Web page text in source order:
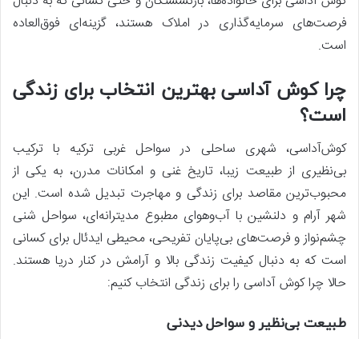
فرصت‌های سرمایه‌گذاری در املاک هستند، گزینه‌ای فوق‌العاده
است.
چرا کوش آداسی بهترین انتخاب برای زندگی
است؟
کوش‌آداسی، شهری ساحلی در سواحل غربی ترکیه با ترکیب
بی‌نظیری از طبیعت زیبا، تاریخ غنی و امکانات مدرن، به یکی از
محبوب‌ترین مقاصد برای زندگی و مهاجرت تبدیل شده است. این
شهر آرام و دلنشین با آب‌وهوای مطبوع مدیترانه‌ای، سواحل شنی
چشم‌نواز و فرصت‌های بی‌پایان تفریحی، محیطی ایدئال برای کسانی
است که به دنبال کیفیت زندگی بالا و آرامش در کنار دریا هستند.
حالا چرا کوش آداسی را برای زندگی انتخاب کنیم:
طبیعت بی‌نظیر و سواحل دیدنی